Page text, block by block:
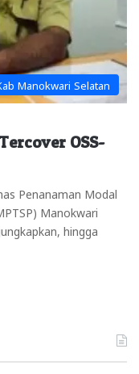
Manokwari Selatan
OSS-
Penanaman Modal
Manokwari
hingga